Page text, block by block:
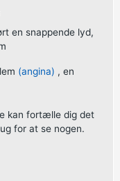
en snappende lyd,
(angina) , en
kan fortælle dig det
for at se nogen.